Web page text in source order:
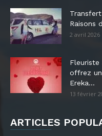
Raisons
2 avril 2026
Fleuriste
offrez
Ereka...
13 février
ARTICLES